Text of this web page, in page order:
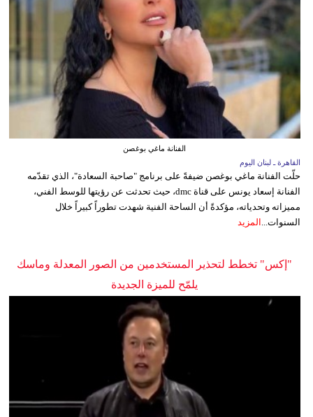
الفنانة ماغي بوغصن
القاهرة ـ لبنان اليوم
حلّت الفنانة ماغي بوغصن ضيفةً على برنامج "صاحبة السعادة"، الذي تقدّمه
الفنانة إسعاد يونس على قناة dmc، حيث تحدثت عن رؤيتها للوسط الفني،
مميزاته وتحدياته، مؤكدةً أن الساحة الفنية شهدت تطوراً كبيراً خلال
السنوات...
المزيد
"إكس" تخطط لتحذير المستخدمين من الصور المعدلة وماسك
يلمّح للميزة الجديدة